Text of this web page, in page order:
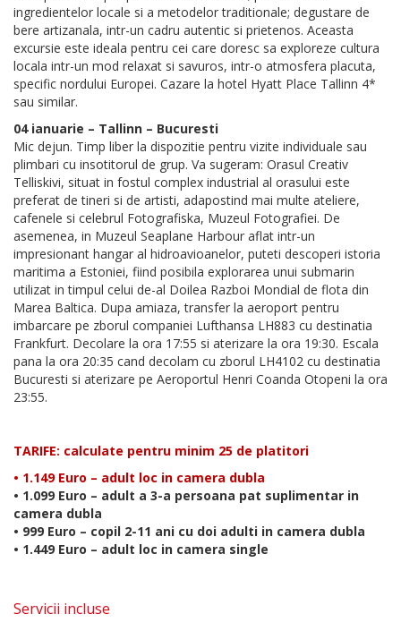
ingredientelor locale si a metodelor traditionale; degustare de
bere artizanala, intr-un cadru autentic si prietenos. Aceasta
excursie este ideala pentru cei care doresc sa exploreze cultura
locala intr-un mod relaxat si savuros, intr-o atmosfera placuta,
specific nordului Europei. Cazare la hotel Hyatt Place Tallinn 4*
sau similar.
04 ianuarie – Tallinn – Bucuresti
Mic dejun. Timp liber la dispozitie pentru vizite individuale sau
plimbari cu insotitorul de grup. Va sugeram: Orasul Creativ
Telliskivi, situat in fostul complex industrial al orasului este
preferat de tineri si de artisti, adapostind mai multe ateliere,
cafenele si celebrul Fotografiska, Muzeul Fotografiei. De
asemenea, in Muzeul Seaplane Harbour aflat intr-un
impresionant hangar al hidroavioanelor, puteti descoperi istoria
maritima a Estoniei, fiind posibila explorarea unui submarin
utilizat in timpul celui de-al Doilea Razboi Mondial de flota din
Marea Baltica. Dupa amiaza, transfer la aeroport pentru
imbarcare pe zborul companiei Lufthansa LH883 cu destinatia
Frankfurt. Decolare la ora 17:55 si aterizare la ora 19:30. Escala
pana la ora 20:35 cand decolam cu zborul LH4102 cu destinatia
Bucuresti si aterizare pe Aeroportul Henri Coanda Otopeni la ora
23:55.
TARIFE: calculate pentru minim 25 de platitori
• 1.149 Euro – adult loc in camera dubla
• 1.099 Euro – adult a 3-a persoana pat suplimentar in
camera dubla
• 999 Euro – copil 2-11 ani cu doi adulti in camera dubla
• 1.449 Euro – adult loc in camera single
Servicii incluse